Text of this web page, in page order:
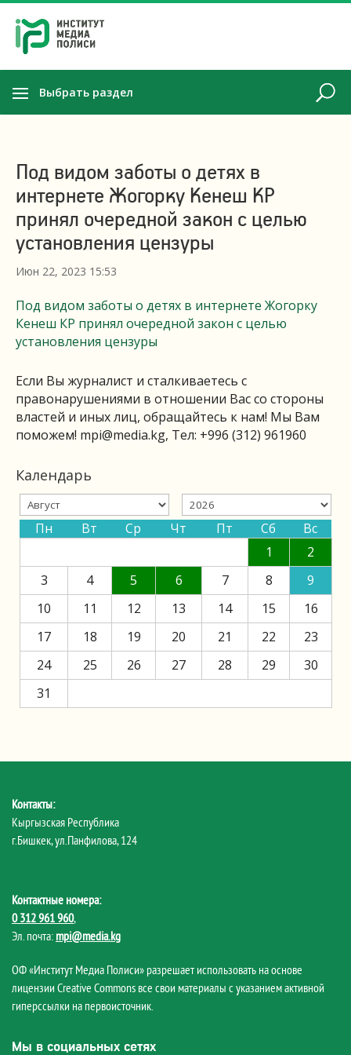
Выбрать раздел
Под видом заботы о детях в
интернете Жогорку Кенеш КР
принял очередной закон с целью
установления цензуры
Июн 22, 2023 15:53
Под видом заботы о детях в интернете Жогорку
Кенеш КР принял очередной закон с целью
установления цензуры
Если Вы журналист и сталкиваетесь с
правонарушениями в отношении Вас со стороны
властей и иных лиц, обращайтесь к нам! Мы Вам
поможем! mpi@media.kg, Тел: +996 (312) 961960
Календарь
Пн Вт Ср Чт Пт Сб
Вс
1
2
3
4 5 6 7 8
9
10
11 12 13 14 15
16
17
18 19 20 21 22
23
24
25 26 27 28 29
30
31
Контакты:
Кыргызская Республика
г.Бишкек, ул.Панфилова, 124
Контактные номера:
0 312 961 960,
Эл. почта: mpi@media.kg
ОФ «Институт Медиа Полиси» разрешает использовать на основе
лицензии Creative Commons все свои материалы с указанием активной
гиперссылки на первоисточник.
Мы в социальных сетях